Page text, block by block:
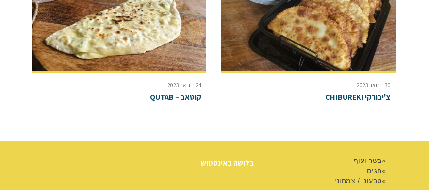
30 בינואר 2023
צ'יבורקי CHIBUREKI
24 בינואר 2023
קוטאב – QUTAB
בשר ועוף
חגים
טבעוני / צמחוני
בלושה באינסטוש